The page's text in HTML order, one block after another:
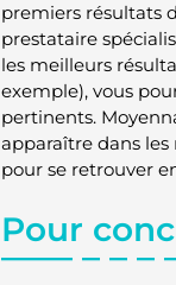
premiers résultats
prestataire
les meilleurs
exemple), vous
pertinents.
apparaître dans
pour se retrouver
Pour